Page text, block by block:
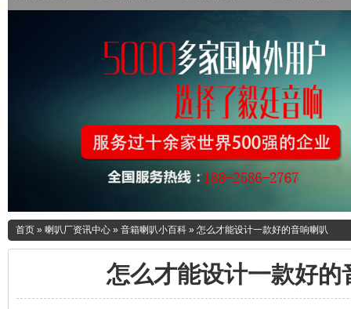
首页 » 喇叭厂资讯中心 » 音箱喇叭小百科 » 怎么才能设计一款好的音响喇叭
怎么才能设计一款好的